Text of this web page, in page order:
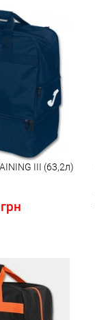
III (63,2л)